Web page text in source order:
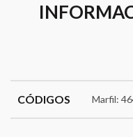
CÓDIGOS Marfil: